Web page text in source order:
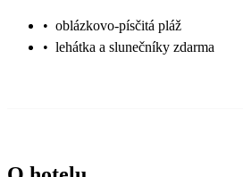
• oblázkovo-písčitá pláž
• lehátka a slunečníky zdarma